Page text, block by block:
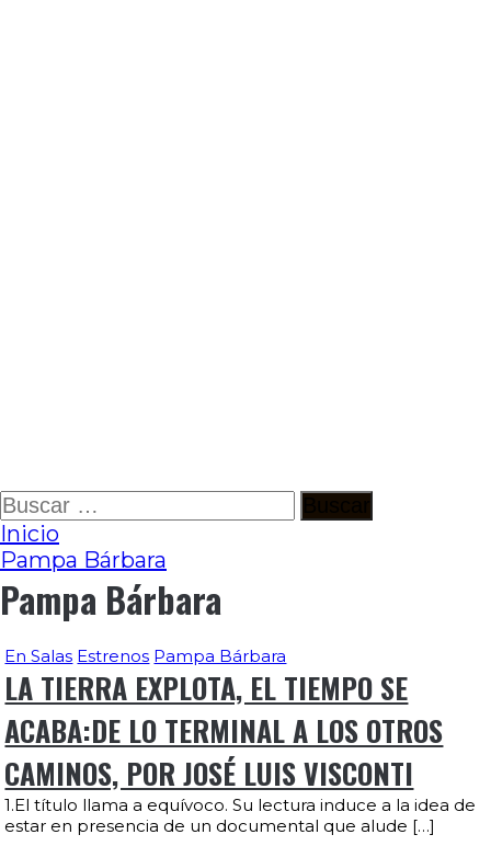
Ir
al
contenido
Buscar:
Inicio
Pampa Bárbara
Pampa Bárbara
En Salas Estrenos Pampa Bárbara
LA TIERRA EXPLOTA, EL TIEMPO SE
ACABA:DE LO TERMINAL A LOS OTROS
CAMINOS, POR JOSÉ LUIS VISCONTI
1.El título llama a equívoco. Su lectura induce a la idea de
estar en presencia de un documental que alude […]